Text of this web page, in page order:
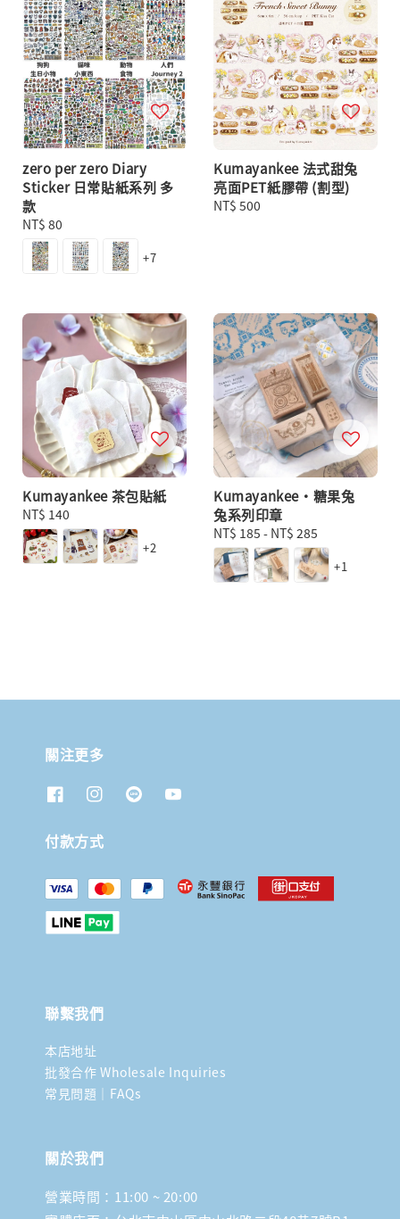
zero per zero Diary
Sticker 日常貼紙系列 多
款
Regular
price
NT$ 80
+7
Kumayankee 法式甜兔
亮面PET紙膠帶 (割型)
Regular
NT$ 500
Kumayankee 茶包貼紙
Regular
price
NT$ 140
+2
Kumayankee・糖果兔
兔系列印章
Regular
price
NT$ 185 - NT$ 285
+1
關注更多
付款方式
聯繫我們
本店地址
批發合作 Wholesale Inquiries
常見問題｜FAQs
關於我們
營業時間：11:00 ~ 20:00